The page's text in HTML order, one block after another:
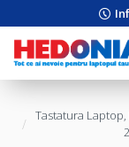
Tastatura